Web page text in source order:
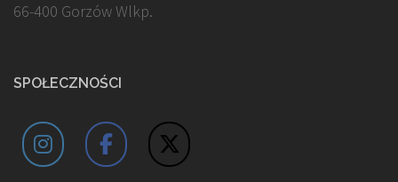
66-400 Gorzów Wlkp.
SPOŁECZNOŚCI